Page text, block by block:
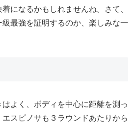
になるかもしれませんね。さて、
最強を証明するのか、楽しみな一
よく、ボディを中心に距離を測っ
スピノサも３ラウンドあたりから